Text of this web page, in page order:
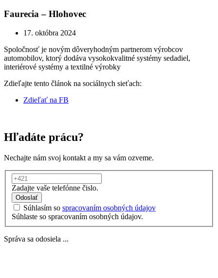
Faurecia – Hlohovec
17. októbra 2024
Spoločnosť je novým dôveryhodným partnerom výrobcov
automobilov, ktorý dodáva vysokokvalitné systémy sedadiel,
interiérové systémy a textilné výrobky
Zdieľajte tento článok na sociálnych sieťach:
Zdieľať na FB
Hľadáte prácu?
Nechajte nám svoj kontakt a my sa vám ozveme.
Zadajte vaše telefónne čislo.
Odoslať
Súhlasím so spracovaním osobných údajov
Súhlaste so spracovaním osobných údajov.
Správa sa odosiela ...